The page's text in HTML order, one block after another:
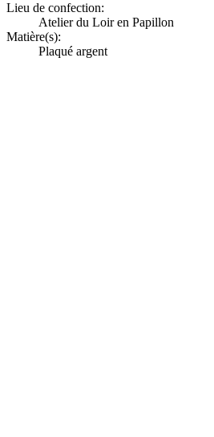
Lieu de confection:
Atelier du Loir en Papillon
Matière(s):
Plaqué argent